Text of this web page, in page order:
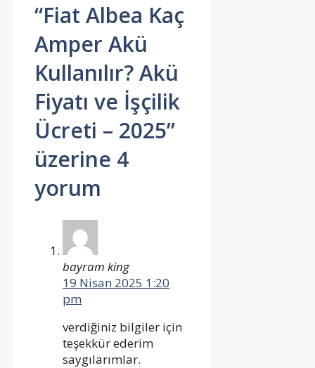
“Fiat Albea Kaç
Amper Akü
Kullanılır? Akü
Fiyatı ve İşçilik
Ücreti – 2025”
üzerine 4
yorum
bayram king
19 Nisan 2025 1:20
pm
verdiğiniz bilgiler için
teşekkür ederim
saygılarımlar.